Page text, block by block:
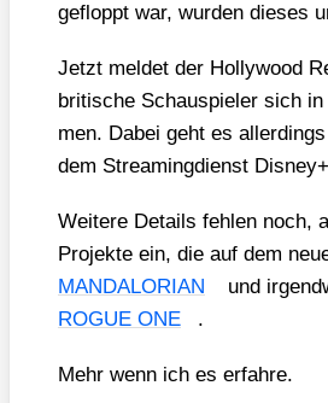
gefloppt war, wur­den die­ses
Jetzt mel­det der Hol­ly­wood
bri­ti­sche Schau­spie­ler sich
men. Dabei geht es
dem Strea­ming­dienst
Wei­te­re Details feh­len noch,
Pro­jek­te ein, die auf dem
MANDALORIAN
und
ROGUE ONE
.
Mehr wenn ich es erfah­re.